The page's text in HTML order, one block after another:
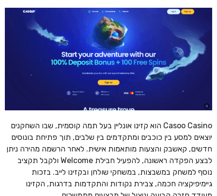
Casoo Casino הוא קזינו אונליין בעל תמה קוסמית, שבו השחקנים
יוצאים למסע בין כוכבים ומתקדמים בין שלבים, תוך פתיחת בונוסים
חדשים, קאשבק והצעות מותאמות אישית. לאחר הרשמה מהירה ניתן
לבצע הפקדה ראשונה, להפעיל חבילת Welcome ולקבל תקציב
נוסף למשחק במשבצות, במשחקי שולחן ובקזינו לייב. בזכות
גיימיפיקציה חכמה, צבירת נקודות והתקדמות בדרגות, הקזינו